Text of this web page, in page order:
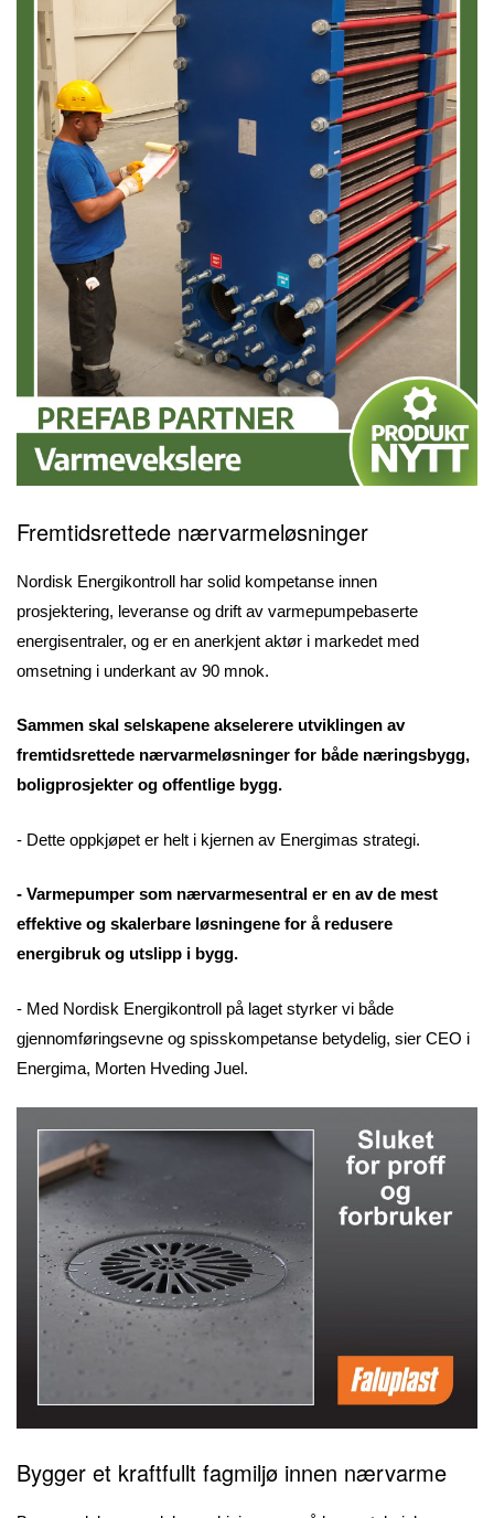
Fremtidsrettede nærvarmeløsninger
Nordisk Energikontroll har solid kompetanse innen
prosjektering, leveranse og drift av varmepumpebaserte
energisentraler, og er en anerkjent aktør i markedet med
omsetning i underkant av 90 mnok.
Sammen skal selskapene akselerere utviklingen av
fremtidsrettede nærvarmeløsninger for både næringsbygg,
boligprosjekter og offentlige bygg.
- Dette oppkjøpet er helt i kjernen av Energimas strategi.
- Varmepumper som nærvarmesentral er en av de mest
effektive og skalerbare løsningene for å redusere
energibruk og utslipp i bygg.
- Med Nordisk Energikontroll på laget styrker vi både
gjennomføringsevne og spisskompetanse betydelig, sier CEO i
Energima, Morten Hveding Juel.
Bygger et kraftfullt fagmiljø innen nærvarme